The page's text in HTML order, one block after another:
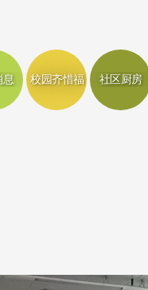
息 校园齐惜福 社区厨房